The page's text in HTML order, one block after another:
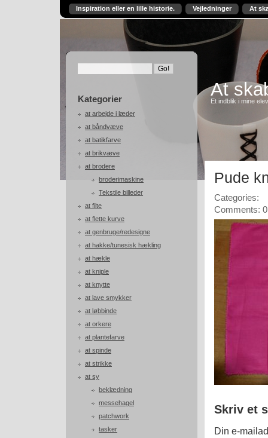
Inspiration eller en lille historie. Vejledninger At
Kategorier
at arbejde i læder
at båndvæve
at batikfarve
at brikvæve
at brodere
broderimaskine
Tekstile billeder
at filte
at flette kurve
at genbruge/redesigne
at hakke/tunesisk hækling
at hækle
at kniple
at knytte
at lave smykker
at løbbinde
at orkere
at plantefarve
at spinde
at strikke
at sy
beklædning
messehagel
patchwork
tasker
At
Et indblik i mine
Pude
Categories:
Comments: 0
Skriv et
Din e-